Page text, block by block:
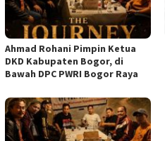
Ahmad Rohani Pimpin Ketua
DKD Kabupaten Bogor, di
Bawah DPC PWRI Bogor Raya